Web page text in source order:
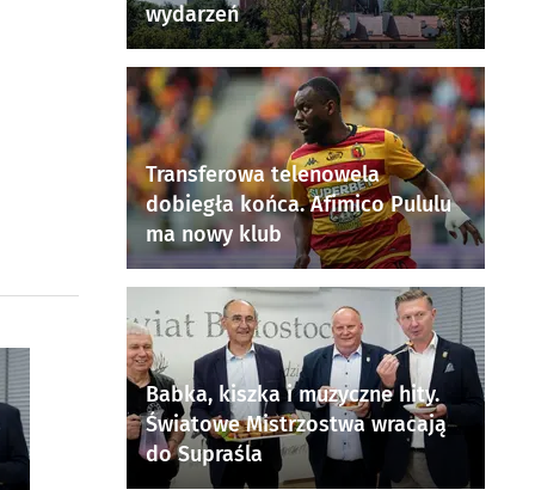
wydarzeń
Transferowa telenowela
dobiegła końca. Afimico Pululu
ma nowy klub
Babka, kiszka i muzyczne hity.
Światowe Mistrzostwa wracają
do Supraśla